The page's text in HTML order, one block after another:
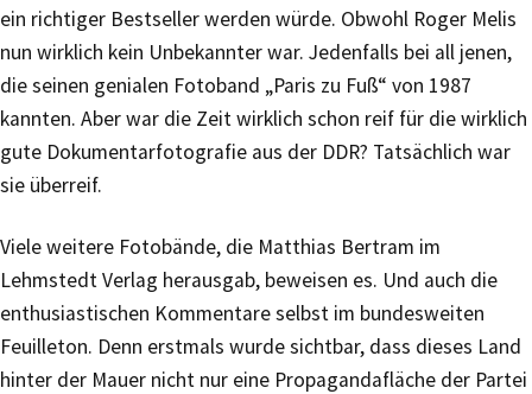
ein richtiger Bestseller werden würde. Obwohl Roger Melis
nun wirklich kein Unbekannter war. Jedenfalls bei all jenen,
die seinen genialen Fotoband „Paris zu Fuß“ von 1987
kannten. Aber war die Zeit wirklich schon reif für die wirklich
gute Dokumentarfotografie aus der DDR? Tatsächlich war
sie überreif.
Viele weitere Fotobände, die Matthias Bertram im
Lehmstedt Verlag herausgab, beweisen es. Und auch die
enthusiastischen Kommentare selbst im bundesweiten
Feuilleton. Denn erstmals wurde sichtbar, dass dieses Land
hinter der Mauer nicht nur eine Propagandafläche der Partei